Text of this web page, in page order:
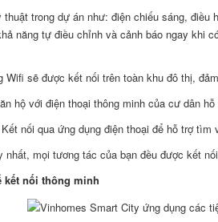
trong dự án như: điện chiếu sáng,
năng tự điều chỉnh và cảnh báo ngay
Wifi sẽ được kết nối trên toàn khu đô thị,
hộ với điện thoại thông minh của cư dân
nối qua ứng dụng điện thoại để hỗ trợ
mọi tương tác của bạn đều được kết
kết nối thông minh